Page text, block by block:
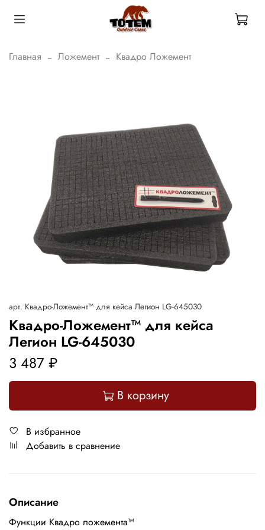
Главная Ложемент Квадро Ложемент
арт. Квадро-Ложемент™ для кейса Легион LG-645030
Квадро-Ложемент™ для кейса
Легион LG-645030
3 487 ₽
В корзину
В избранное
Добавить в сравнение
Описание
Функции Квадро ложемента™